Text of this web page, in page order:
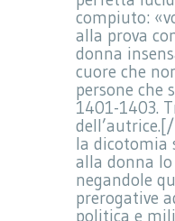
compiuto:
alla prova
donna
cuore che
persone che
1401-1403.
la dicotomia
alla donna lo
negandole
prerogative
politica e